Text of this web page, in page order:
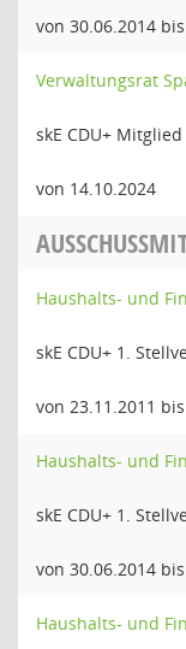
von 30.06.2014
Verwaltungsrat
skE CDU+ Mitglied
von 14.10.2024
Haushalts- und
skE CDU+ 1.
von 23.11.2011
Haushalts- und
skE CDU+ 1.
von 30.06.2014
Haushalts- und